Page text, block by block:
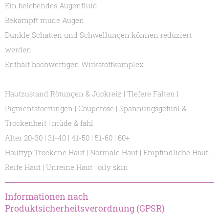
Ein belebendes Augenfluid
Bekämpft müde Augen
Dunkle Schatten und Schwellungen können reduziert
werden
Enthält hochwertigen Wirkstoffkomplex
Hautzustand Rötungen & Juckreiz | Tiefere Falten |
Pigmentstoerungen | Couperose | Spannungsgefühl &
Trockenheit | müde & fahl
Alter 20-30 | 31-40 | 41-50 | 51-60 | 60+
Hauttyp Trockene Haut | Normale Haut | Empfindliche Haut |
Reife Haut | Unreine Haut | oily skin
Informationen nach
Produktsicherheitsverordnung (GPSR)